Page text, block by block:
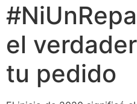
el
tu pedido